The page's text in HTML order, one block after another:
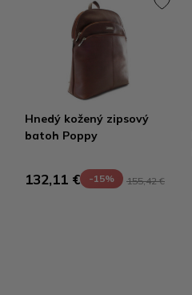
Hnedý kožený zipsový
batoh Poppy
132,11 € -15% 155,42 €